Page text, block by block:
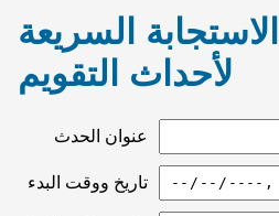
السريعة
لأحداث التقويم
عنوان الحدث
تاريخ ووقت البدء